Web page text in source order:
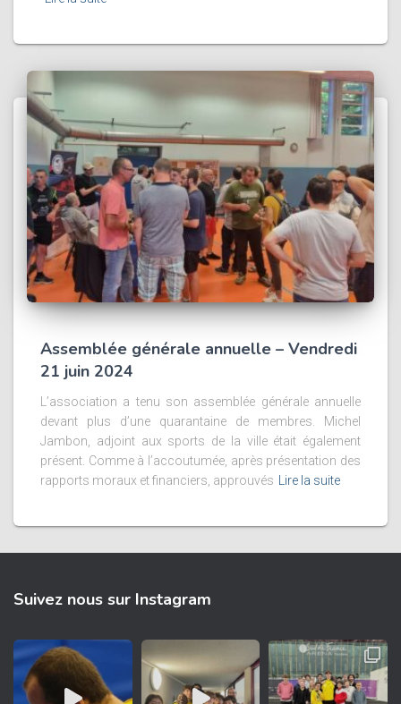
Assemblée générale annuelle – Vendredi
21 juin 2024
L’association a tenu son assemblée générale annuelle
devant plus d’une quarantaine de membres. Michel
Jambon, adjoint aux sports de la ville était également
présent. Comme à l’accoutumée, après présentation des
rapports moraux et financiers, approuvés
Lire la suite
Suivez nous sur Instagram